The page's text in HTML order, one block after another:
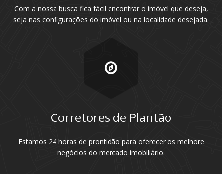
Com a nossa busca fica fácil encontrar o imóvel que deseja,
seja nas configurações do imóvel ou na localidade desejada.
Corretores de Plantão
Estamos 24 horas de prontidão para oferecer os melhore
negócios do mercado imobiliário.